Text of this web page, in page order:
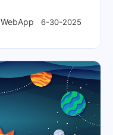
6-30-2025
WebApp